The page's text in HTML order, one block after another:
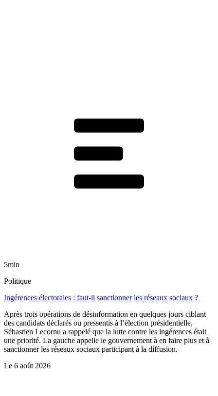
5min
Politique
Ingérences électorales : faut-il sanctionner les réseaux sociaux ?
Après trois opérations de désinformation en quelques jours ciblant
des candidats déclarés ou pressentis à l’élection présidentielle,
Sébastien Lecornu a rappelé que la lutte contre les ingérences était
une priorité. La gauche appelle le gouvernement à en faire plus et à
sanctionner les réseaux sociaux participant à la diffusion.
Le 6 août 2026